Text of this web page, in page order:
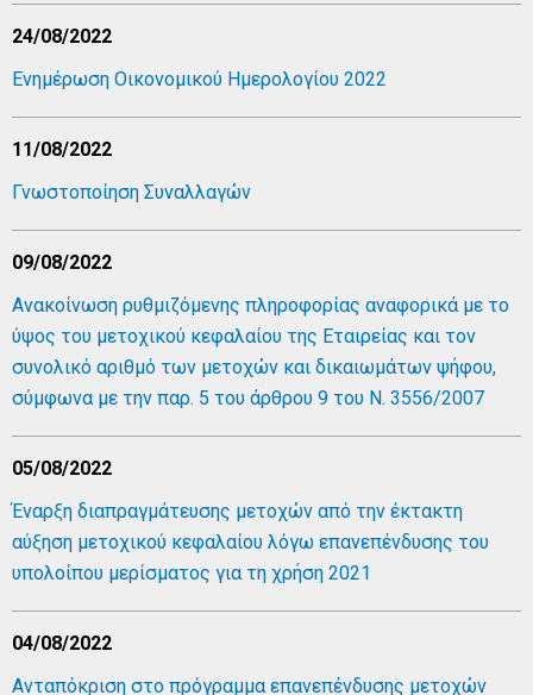
24/08/2022
Ενημέρωση Οικονομικού Ημερολογίου 2022
11/08/2022
Γνωστοποίηση Συναλλαγών
09/08/2022
Ανακοίνωση ρυθμιζόμενης πληροφορίας αναφορικά με το
ύψος του μετοχικού κεφαλαίου της Εταιρείας και τον
συνολικό αριθμό των μετοχών και δικαιωμάτων ψήφου,
σύμφωνα με την παρ. 5 του άρθρου 9 του Ν. 3556/2007
05/08/2022
Έναρξη διαπραγμάτευσης μετοχών από την έκτακτη
αύξηση μετοχικού κεφαλαίου λόγω επανεπένδυσης του
υπολοίπου μερίσματος για τη χρήση 2021
04/08/2022
Ανταπόκριση στο πρόγραμμα επανεπένδυσης μετοχών